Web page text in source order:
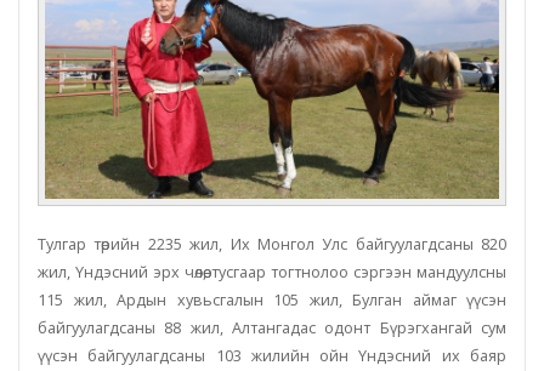
Тулгар төрийн 2235 жил, Их Монгол Улс байгуулагдсаны 820
жил, Үндэсний эрх чөлөө, тусгаар тогтнолоо сэргээн мандуулсны
115 жил, Ардын хувьсгалын 105 жил, Булган аймаг үүсэн
байгуулагдсаны 88 жил, Алтангадас одонт Бүрэгхангай сум
үүсэн байгуулагдсаны 103 жилийн ойн Үндэсний их баяр